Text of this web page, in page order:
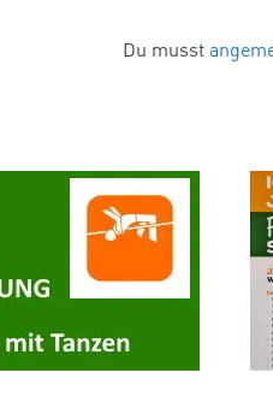
Du musst